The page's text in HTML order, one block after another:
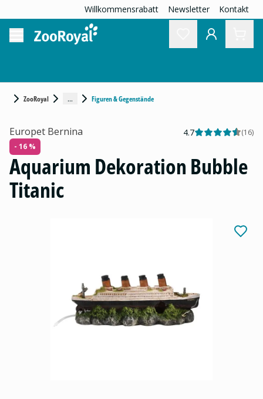
Willkommensrabatt Newsletter Kontakt
ZooRoyal ... Figuren & Gegenstände
Europet Bernina 4.7 (16)
- 16 %
Aquarium Dekoration Bubble
Titanic